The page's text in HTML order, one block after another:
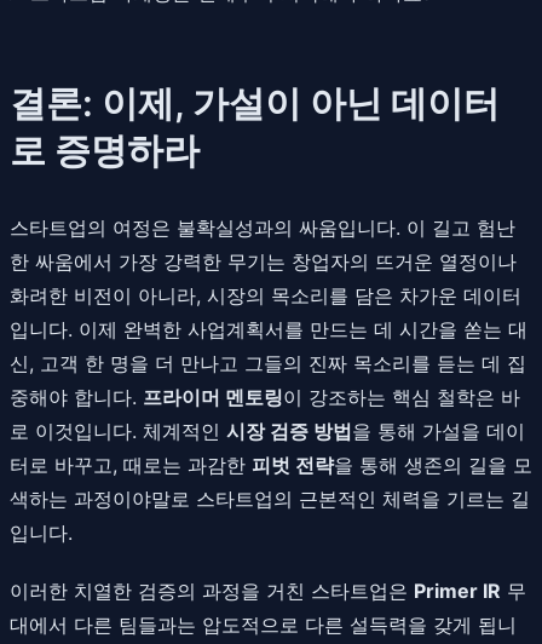
결론: 이제, 가설이 아닌 데이터
로 증명하라
스타트업의 여정은 불확실성과의 싸움입니다. 이 길고 험난
한 싸움에서 가장 강력한 무기는 창업자의 뜨거운 열정이나
화려한 비전이 아니라, 시장의 목소리를 담은 차가운 데이터
입니다. 이제 완벽한 사업계획서를 만드는 데 시간을 쏟는 대
신, 고객 한 명을 더 만나고 그들의 진짜 목소리를 듣는 데 집
중해야 합니다. 프라이머 멘토링이 강조하는 핵심 철학은 바
로 이것입니다. 체계적인 시장 검증 방법을 통해 가설을 데이
터로 바꾸고, 때로는 과감한 피벗 전략을 통해 생존의 길을 모
색하는 과정이야말로 스타트업의 근본적인 체력을 기르는 길
입니다.
이러한 치열한 검증의 과정을 거친 스타트업은 Primer IR 무
대에서 다른 팀들과는 압도적으로 다른 설득력을 갖게 됩니